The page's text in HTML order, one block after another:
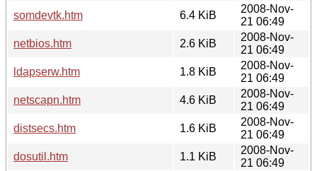
somdevtk.htm
6.4 KiB
2008-Nov-
21 06:49
netbios.htm
2.6 KiB
2008-Nov-
21 06:49
ldapserw.htm
1.8 KiB
2008-Nov-
21 06:49
netscapn.htm
4.6 KiB
2008-Nov-
21 06:49
distsecs.htm
1.6 KiB
2008-Nov-
21 06:49
dosutil.htm
1.1 KiB
2008-Nov-
21 06:49